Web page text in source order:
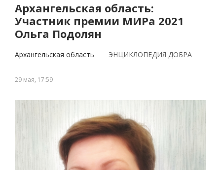
Архангельская область:
Участник премии МИРа 2021
Ольга Подолян
Архангельская область ЭНЦИКЛОПЕДИЯ ДОБРА
29 мая, 17:59